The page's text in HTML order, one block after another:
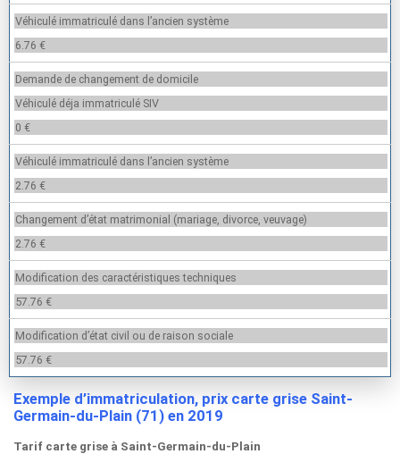
Véhiculé immatriculé dans l’ancien système
6.76 €
Demande de changement de domicile
Véhiculé déja immatriculé SIV
0 €
Véhiculé immatriculé dans l’ancien système
2.76 €
Changement d’état matrimonial (mariage, divorce, veuvage)
2.76 €
Modification des caractéristiques techniques
57.76 €
Modification d’état civil ou de raison sociale
57.76 €
Exemple d’immatriculation, prix carte grise Saint-
Germain-du-Plain (71) en 2019
Tarif carte grise à Saint-Germain-du-Plain